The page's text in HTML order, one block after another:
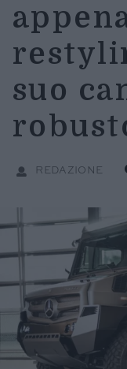
suo
REDAZIONE